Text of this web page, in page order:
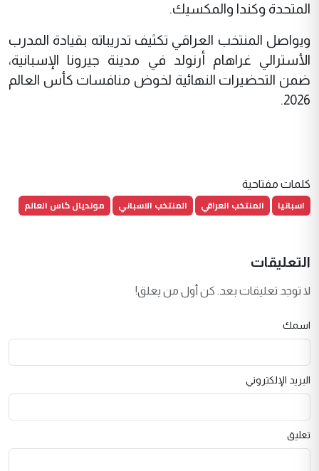
المتحدة وكندا والمكسيك.
ويواصل المنتخب العراقي تكثيف تدريباته بقيادة المدرب
الأسترالي غراهام أرنولد في مدينة جيرونا الإسبانية،
ضمن التحضيرات النهائية لخوض منافسات كأس العالم
2026.
كلمات مفتاحية
اسبانيا المنتخب العراقي المنتخب الاسباني مونديال كاس العالم
التعليقات
لا توجد تعليقات بعد. كن أول من يعلق!
اسمك
البريد الإلكتروني
تعليق